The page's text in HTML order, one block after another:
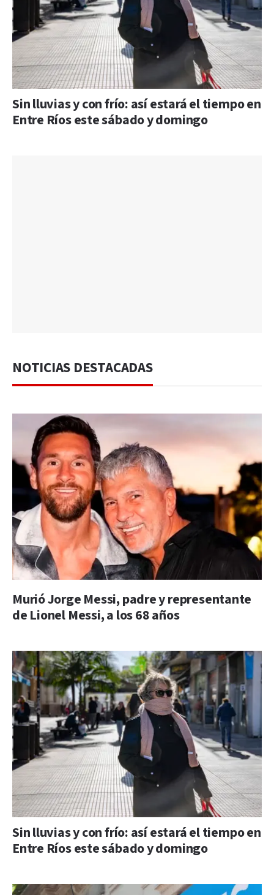
Sin lluvias y con frío: así estará el tiempo en
Entre Ríos este sábado y domingo
NOTICIAS DESTACADAS
Murió Jorge Messi, padre y representante
de Lionel Messi, a los 68 años
Sin lluvias y con frío: así estará el tiempo en
Entre Ríos este sábado y domingo